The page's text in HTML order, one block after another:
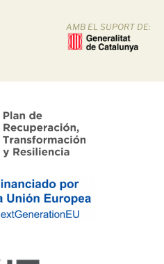
AMB EL SUPORT DE: